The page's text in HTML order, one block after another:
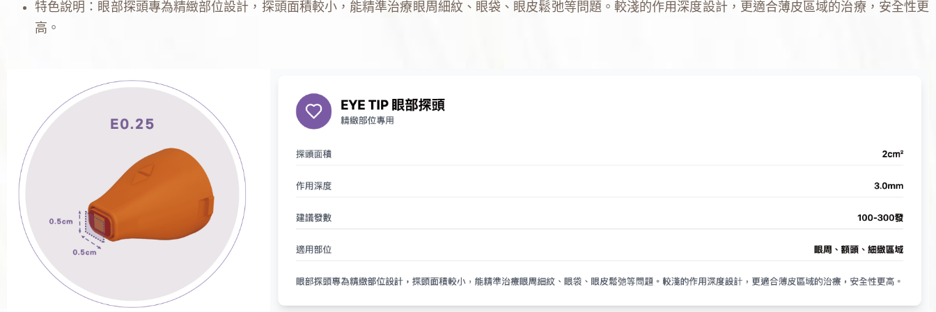
特色說明：眼部探頭專為精緻部位設計，探頭面積較小，能精準治療眼周細紋、眼袋、眼皮鬆弛等問題。較淺的作用深度設計，更適合薄皮區域的治療，安全性更
高。